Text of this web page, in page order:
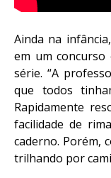
Ainda na
em um
série. “A
que todos
Rapidamente
facilidade de
caderno. Porém,
trilhando por